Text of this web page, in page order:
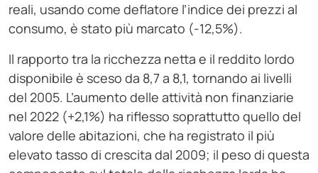
reali, usando come deflatore l’indice dei prezzi al
consumo, è stato più marcato (-12,5%).
Il rapporto tra la ricchezza netta e il reddito lordo
disponibile è sceso da 8,7 a 8,1, tornando ai livelli
del 2005. L’aumento delle attività non finanziarie
nel 2022 (+2,1%) ha riflesso soprattutto quello del
valore delle abitazioni, che ha registrato il più
elevato tasso di crescita dal 2009; il peso di questa